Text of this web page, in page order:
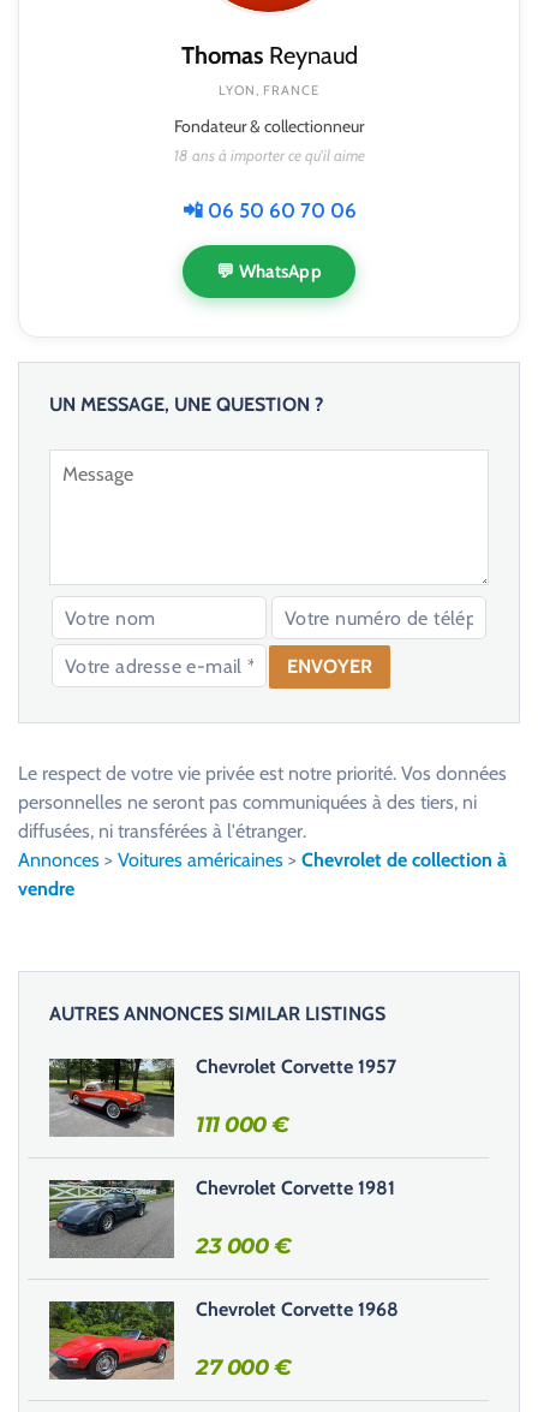
ThomasReynaud
LYON, FRANCE
Fondateur & collectionneur
18 ans à importer ce qu'il aime
📲 06 50 60 70 06
💬 WhatsApp
UN MESSAGE, UNE QUESTION ?
e
s
e
r
c
e
c
h
a
m
p
v
i
d
Le respect de votre vie privée est notre priorité. Vos données
personnelles ne seront pas communiquées à des tiers, ni
diffusées, ni transférées à l'étranger.
Annonces > Voitures américaines > Chevrolet de collection à
vendre
AUTRES ANNONCES SIMILAR LISTINGS
Chevrolet Corvette 1957
111 000€
Chevrolet Corvette 1981
23 000€
Chevrolet Corvette 1968
27 000€